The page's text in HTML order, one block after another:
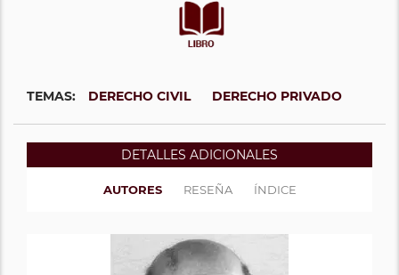
TEMAS: DERECHO CIVIL DERECHO PRIVADO
DETALLES ADICIONALES
AUTORES RESEÑA ÍNDICE